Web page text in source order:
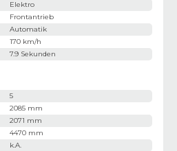
Elektro
Frontantrieb
Automatik
170 km/h
7.9 Sekunden
5
2085 mm
2071 mm
4470 mm
k.A.